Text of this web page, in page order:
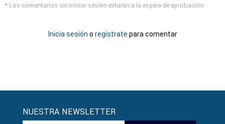
* Los comentarios sin iniciar sesión estarán a la espera de aprobación
Inicia sesión o registrate para comentar
NUESTRA NEWSLETTER